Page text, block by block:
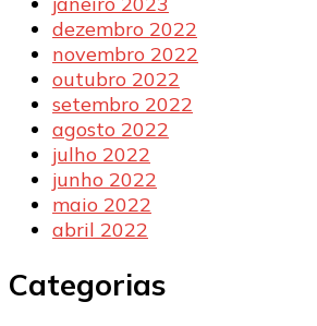
dezembro 2022
novembro 2022
outubro 2022
setembro 2022
agosto 2022
julho 2022
junho 2022
maio 2022
abril 2022
Categorias